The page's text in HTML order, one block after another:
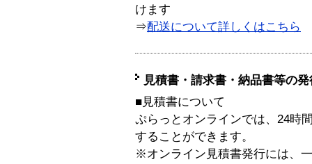
けます
⇒配送について詳しくはこちら
見積書・請求書・納品書等の
■見積書について
ぷらっとオンラインでは、24時
することができます。
※オンライン見積書発行には、